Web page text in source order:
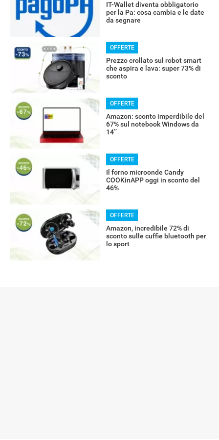
RECENSIONI
IT-Wallet diventa obbligatorio
per la Pa: cosa cambia e le date
da segnare
OFFERTE
Prezzo crollato sul robot smart
che aspira e lava: super 73% di
sconto
OFFERTE
Amazon: sconto imperdibile del
67% sul notebook Windows da
14’’
OFFERTE
Il forno microonde Candy
COOKinAPP oggi in sconto del
46%
OFFERTE
Amazon, incredibile 72% di
sconto sulle cuffie bluetooth per
lo sport